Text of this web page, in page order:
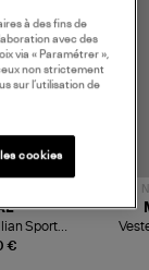
€
Sport
à des fins de
avec des
via « Paramétrer »,
non strictement
sur l’utilisation de
cookies